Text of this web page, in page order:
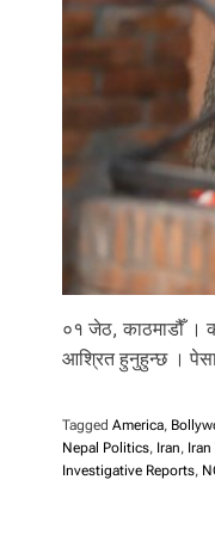
l
०१ जेठ, काठमाडौँ ।
आश्रित हुनुहुन्छ ।
Tagged America,
Nepal Politics, Iran, Iran
Investigative Reports,